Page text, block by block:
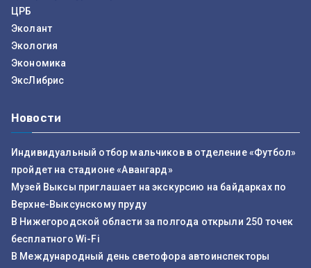
ЦРБ
Эколант
Экология
Экономика
ЭксЛибрис
Новости
Индивидуальный отбор мальчиков в отделение «Футбол»
пройдет на стадионе «Авангард»
Музей Выксы приглашает на экскурсию на байдарках по
Верхне-Выксунскому пруду
В Нижегородской области за полгода открыли 250 точек
бесплатного Wi-Fi
В Международный день светофора автоинспекторы